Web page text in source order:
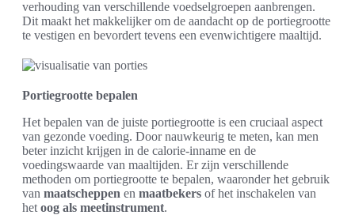
verhouding van verschillende voedselgroepen aanbrengen.
Dit maakt het makkelijker om de aandacht op de portiegrootte
te vestigen en bevordert tevens een evenwichtigere maaltijd.
Portiegrootte bepalen
Het bepalen van de juiste portiegrootte is een cruciaal aspect
van gezonde voeding. Door nauwkeurig te meten, kan men
beter inzicht krijgen in de calorie-inname en de
voedingswaarde van maaltijden. Er zijn verschillende
methoden om portiegrootte te bepalen, waaronder het gebruik
van maatscheppen en maatbekers of het inschakelen van
het oog als meetinstrument.